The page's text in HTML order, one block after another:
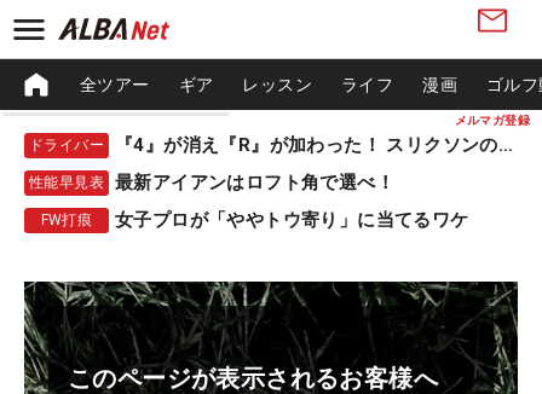
メルマガ登録
全ツアー ギア レッスン ライフ 漫画 ゴル
ドライバー 『4』が消え『R』が加わった！ スリクソンの新作
性能早見表 最新アイアンはロフト角で選べ！
FW打痕 女子プロが「ややトウ寄り」に当てるワケ
このページが表示されるお客様へ